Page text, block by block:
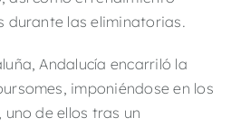
durante las eliminatorias.
Andalucía encarriló la
imponiéndose en los
de ellos tras un